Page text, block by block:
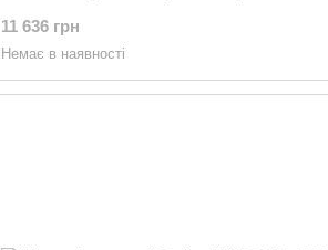
11 636 грн
Немає в наявності